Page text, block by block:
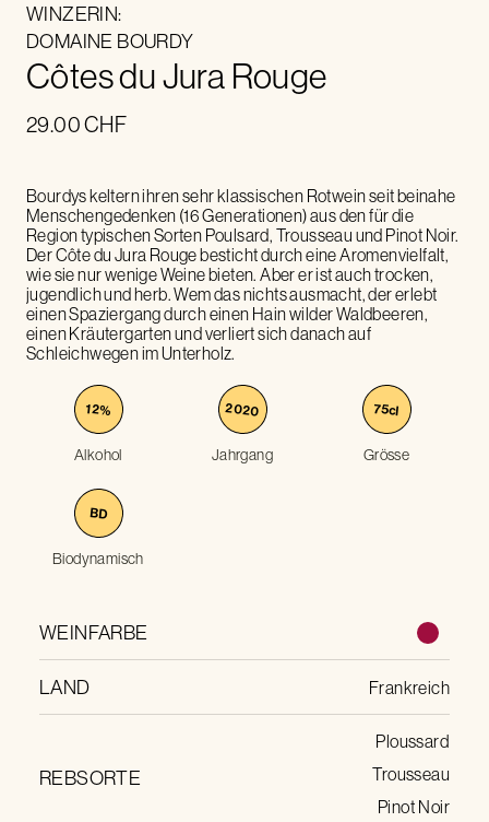
WINZERIN:
DOMAINE BOURDY
Côtes du Jura Rouge
29.00CHF
Bourdys keltern ihren sehr klassischen Rotwein seit beinahe
Menschengedenken (16 Generationen) aus den für die
Region typischen Sorten Poulsard, Trousseau und Pinot Noir.
Der Côte du Jura Rouge besticht durch eine Aromenvielfalt,
wie sie nur wenige Weine bieten. Aber er ist auch trocken,
jugendlich und herb. Wem das nichts ausmacht, der erlebt
einen Spaziergang durch einen Hain wilder Waldbeeren,
einen Kräutergarten und verliert sich danach auf
Schleichwegen im Unterholz.
12%
Alkohol
2020
Jahrgang
75cl
Grösse
BD
Biodynamisch
WEINFARBE
LAND Frankreich
REBSORTE
Ploussard
Trousseau
Pinot Noir